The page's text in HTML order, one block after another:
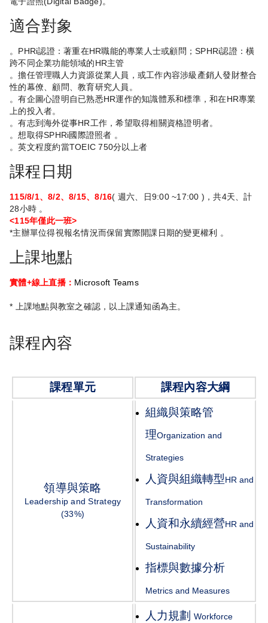
適合對象
。PHRi認證：著重在HR職能的專業人士或顧問；SPHRi認證：橫
跨不同企業功能領域的HR主管
。擔任管理職人力資源從業人員，或工作內容涉級產銷人發財整合
性的幕僚、顧問、教育研究人員。
。有企圖心證明自已熟悉HR運作的知識體系和標準，和在HR專業
上的投入者。
。有志到海外從事HR工作，希望取得相關資格證明者。
。想取得SPHRi國際證照者 。
。英文程度約當TOEIC 750分以上者
課程日期
115/8/1、8/2、8/15、8/16( 週六、日9:00 ~17:00 )，共4天、計
28小時 。
<115年僅此一班>
*主辦單位得視報名情況而保留實際開課日期的變更權利 。
上課地點
實體+線上直播： Microsoft Teams
* 上課地點與教室之確認，以上課通知函為主。
課程內容
課程單元 課程內容大綱
領導與策略
Leadership and Strategy
(33%)
組織與策略管
理Organization and
Strategies
人資與組織轉型HR and
Transformation
人資和永續經營HR and
Sustainability
指標與數據分析
Metrics and Measures
人力規劃 Workforce